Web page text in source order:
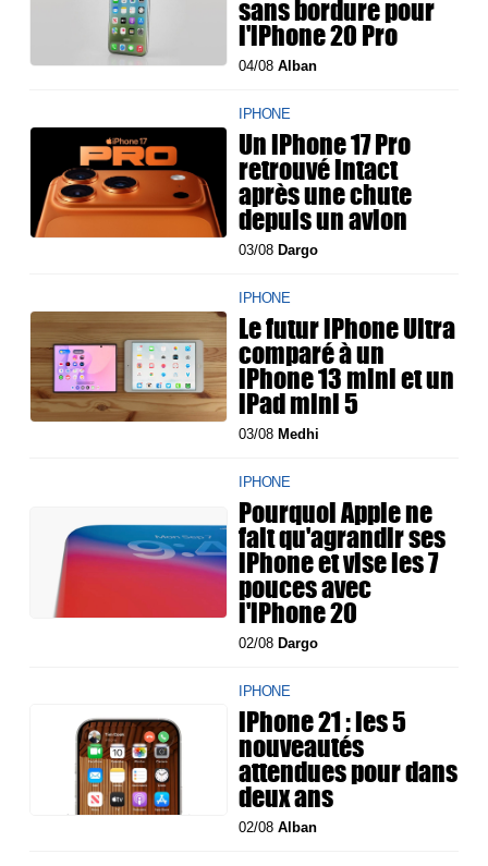
sans bordure pour
l'iPhone 20 Pro
04/08Alban
IPHONE
Un iPhone 17 Pro
retrouvé intact
après une chute
depuis un avion
03/08 Dargo
IPHONE
Le futur iPhone Ultra
comparé à un
iPhone 13 mini et un
iPad mini 5
03/08 Medhi
IPHONE
Pourquoi Apple ne
fait qu'agrandir ses
iPhone et vise les 7
pouces avec
l'iPhone 20
02/08 Dargo
IPHONE
iPhone 21 : les 5
nouveautés
attendues pour dans
deux ans
02/08Alban